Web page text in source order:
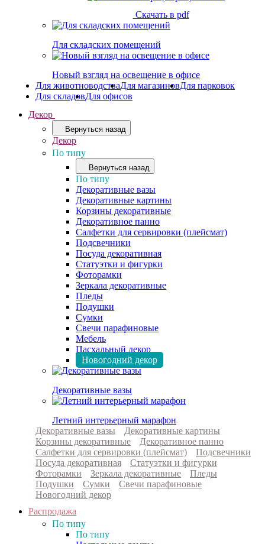
Скачать в pdf
Для складских помещений
Новый взгляд на освещение в офисе
Для животноводстваДля магазиновДля парковок
Для складовДля офисов
Декор
Вернуться назад
Декор
По типу
Вернуться назад
По типу
Декоративные вазы
Декоративные картины
Корзины декоративные
Декоративное панно
Салфетки для сервировки (плейсмат)
Подсвечники
Посуда декоративная
Статуэтки и фигурки
Фоторамки
Зеркала декоративные
Пледы
Подушки
Сумки
Свечи парафиновые
Мебель
Пасхальный декор
Новогодний декор
Декоративные вазы
Летний интерьерный марафон
Декоративные вазы
Декоративные картины
Корзины декоративные
Декоративное панно
Салфетки для сервировки (плейсмат)
Подсвечники
Посуда декоративная
Статуэтки и фигурки
Фоторамки
Зеркала декоративные
Пледы
Подушки
Сумки
Свечи парафиновые
Новогодний декор
Распродажа
По типу
По типу